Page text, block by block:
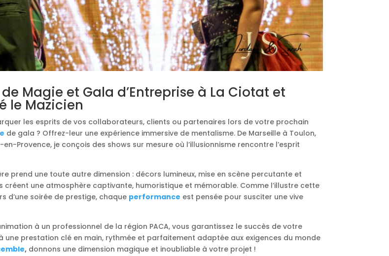
Magie et Gala d’Entreprise à La Ciotat et
le Mazicien
les esprits de vos collaborateurs, clients ou partenaires lors de votre prochain
de gala ? Offrez-leur une expérience immersive de mentalisme. De Marseille à Toulon,
Provence, je conçois des shows sur mesure où l’illusionnisme rencontre l’esprit
prend une toute autre dimension : décors lumineux, mise en scène percutante et
créent une atmosphère captivante, humoristique et mémorable. Comme l’illustre cette
d’une soirée de prestige, chaque performance est pensée pour susciter une vive
à un professionnel de la région PACA, vous garantissez le succès de votre
une prestation clé en main, rythmée et parfaitement adaptée aux exigences du monde
,donnons une dimension magique et inoubliable à votre projet !